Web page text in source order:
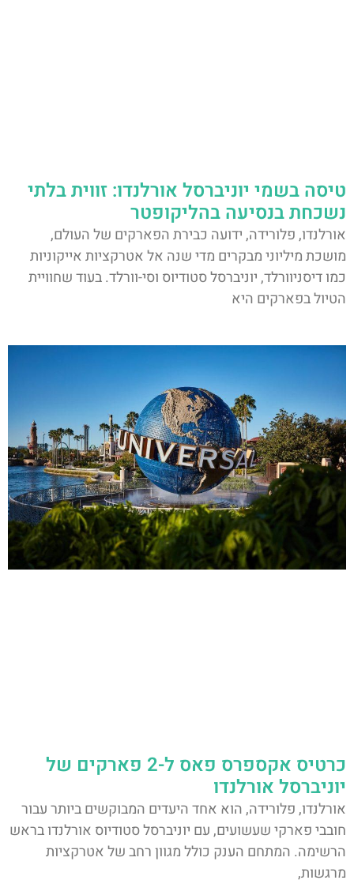
טיסה בשמי יוניברסל אורלנדו: זווית בלתי
נשכחת בנסיעה בהליקופטר
אורלנדו, פלורידה, ידועה כבירת הפארקים של העולם,
מושכת מיליוני מבקרים מדי שנה אל אטרקציות אייקוניות
כמו דיסניוורלד, יוניברסל סטודיוס וסי-וורלד. בעוד שחוויית
הטיול בפארקים היא
כרטיס אקספרס פאס ל-2 פארקים של
יוניברסל אורלנדו
אורלנדו, פלורידה, הוא אחד היעדים המבוקשים ביותר עבור
חובבי פארקי שעשועים, עם יוניברסל סטודיוס אורלנדו בראש
הרשימה. המתחם הענק כולל מגוון רחב של אטרקציות
מרגשות,